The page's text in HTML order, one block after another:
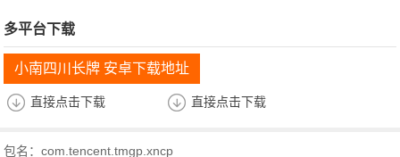
多平台下载
小南四川长牌 安卓下载地址
直接点击下载 直接点击下载
包名：com.tencent.tmgp.xncp